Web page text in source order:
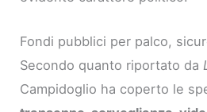
Fondi pubblici per palco,
Secondo quanto riportato da
Campidoglio ha coperto le